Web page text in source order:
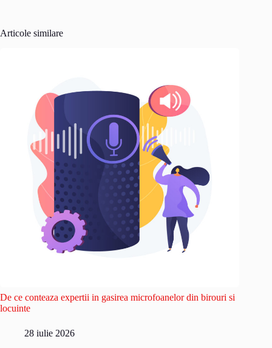
Articole similare
De ce conteaza expertii in gasirea microfoanelor din birouri si
locuinte
28 iulie 2026